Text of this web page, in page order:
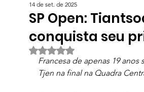
SP Open:
conquista seu
14 de set. de 2025
Avaliado com NaN de 5
Francesa de apenas 19
Tjen na final na Quadra